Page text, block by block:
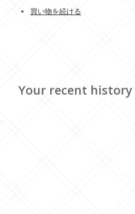
買い物を続ける
Your recent history